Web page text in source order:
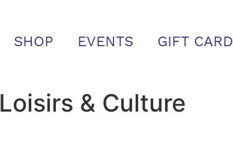
SHOP EVENTS GIFT CARD
Loisirs & Culture